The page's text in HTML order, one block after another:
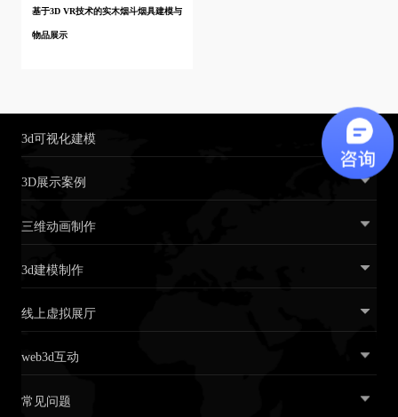
基于3D VR技术的实木烟斗烟具建模与
物品展示
3d可视化建模
3D展示案例
三维动画制作
3d建模制作
线上虚拟展厅
web3d互动
常见问题